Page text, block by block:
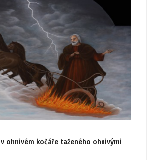
ohnivém kočáře taženého ohnivými